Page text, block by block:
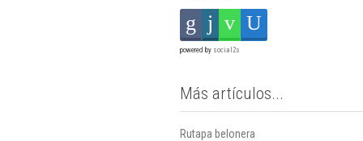
powered by social2s
Más artículos...
Rutapa belonera